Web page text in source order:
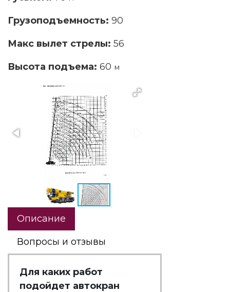
Грузоподъемность: 90
Макс вылет стрелы: 56
Высота подъема: 60 м
Описание
Вопросы и отзывы
Для каких работ
подойдет автокран